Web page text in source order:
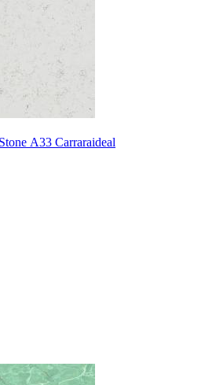
А33 Carraraideal